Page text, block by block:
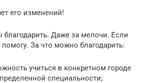
его изменений!
благодарить. Даже за мелочи. Если
помогу. За что можно благодарить:
учиться в конкретном городе
специальности;